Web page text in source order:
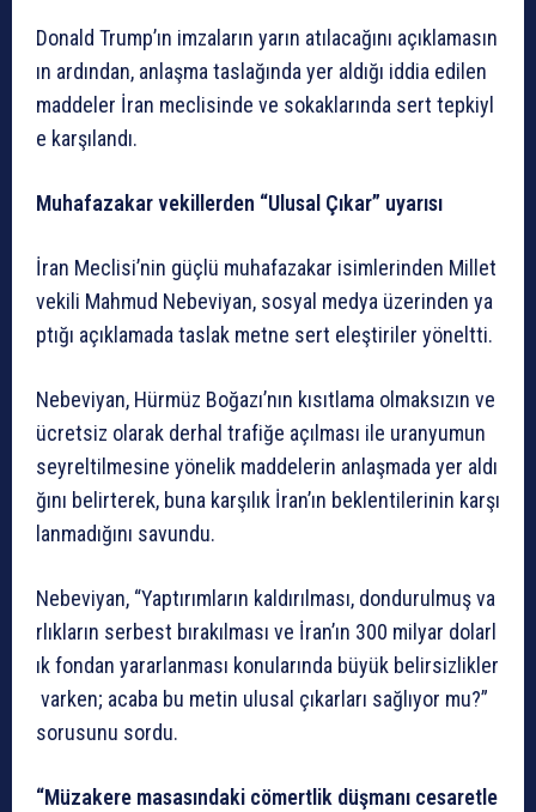
Donald Trump’ın imzaların yarın atılacağını açıklamasın
ın ardından, anlaşma taslağında yer aldığı iddia edilen
maddeler İran meclisinde ve sokaklarında sert tepkiyl
e karşılandı.
Muhafazakarvekillerden “Ulusal Çıkar” uyarısı
İran Meclisi’nin güçlü muhafazakar isimlerinden Millet
vekili Mahmud Nebeviyan, sosyal medya üzerinden ya
ptığı açıklamada taslak metne sert eleştiriler yöneltti.
Nebeviyan, Hürmüz Boğazı’nın kısıtlama olmaksızın ve
ücretsiz olarak derhal trafiğe açılması ile uranyumun
seyreltilmesine yönelik maddelerin anlaşmada yer aldı
ğını belirterek, buna karşılık İran’ın beklentilerinin karşı
lanmadığını savundu.
Nebeviyan, “Yaptırımların kaldırılması, dondurulmuşva
rlıkların serbest bırakılması ve İran’ın 300 milyar dolarl
ıkfondan yararlanması konularında büyük belirsizlikler
varken; acaba bu metin ulusal çıkarları sağlıyor mu?”
sorusunu sordu.
“Müzakere masasındaki cömertlik düşmanı cesaretle